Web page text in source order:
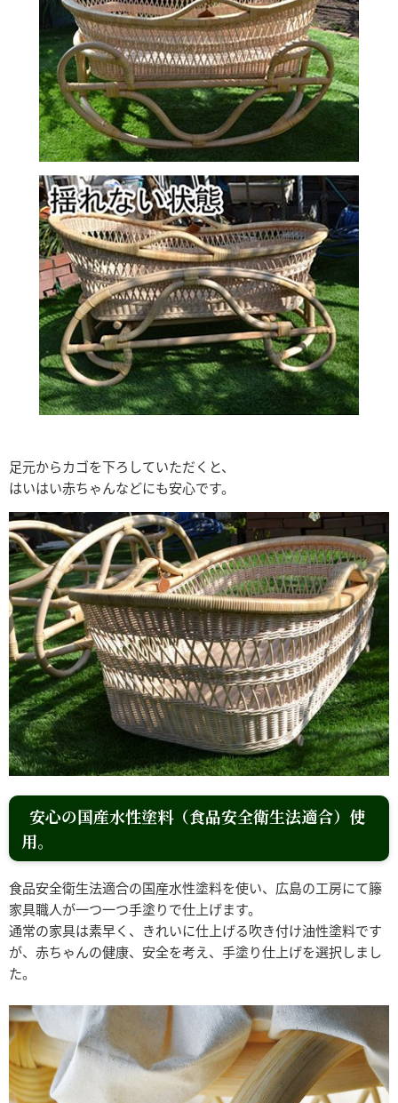
足元からカゴを下ろしていただくと、
はいはい赤ちゃんなどにも安心です。
安心の国産水性塗料（食品安全衛生法適合）使
用。
食品安全衛生法適合の国産水性塗料を使い、広島の工房にて籐
家具職人が一つ一つ手塗りで仕上げます。
通常の家具は素早く、きれいに仕上げる吹き付け油性塗料です
が、赤ちゃんの健康、安全を考え、手塗り仕上げを選択しまし
た。